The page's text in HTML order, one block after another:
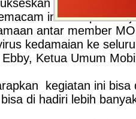
acara ini dan
ini mampu
antar member
kedamaian ke
Ketua Umum
kegiatan ini bisa
di hadiri lebih